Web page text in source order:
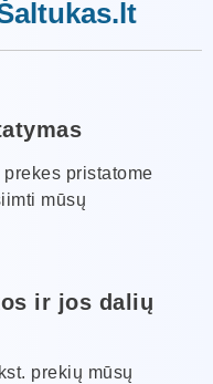
pristatome
mūsų
ir jos dalių
prekių mūsų